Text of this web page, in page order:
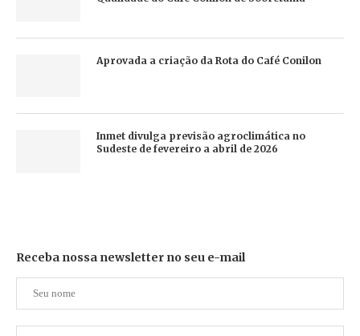
Aprovada a criação da Rota do Café Conilon
Inmet divulga previsão agroclimática no
Sudeste de fevereiro a abril de 2026
Receba nossa newsletter no seu e-mail